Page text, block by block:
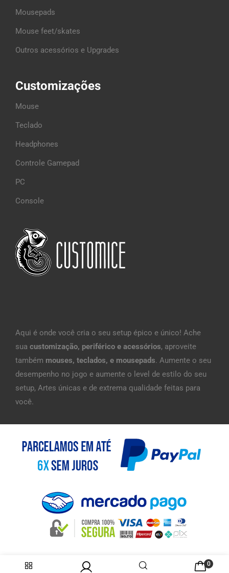
Aqui é onde você cria o seu setup épico e único! Ache
sua customização, periférico e acessórios, aproveite
também mouses, teclados, e mousepads. Aumente o seu
desempenho no jogo e aumente o level de estilo do seu
setup, Artes únicas e de extrema qualidade feitas para
você.
Customizações
Mouse
Teclado
Headphones
Controle Gamepad
PC
Console
Mousepads
Mouse feet/skates
Outros acessórios e Upgrades
0